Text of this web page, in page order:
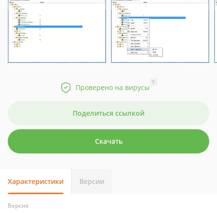
Проверено на вирусы
?
Поделиться ссылкой
Скачать
Характеристики Версии
Версия